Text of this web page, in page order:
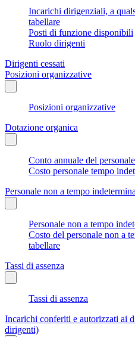
Incarichi dirigenziali, a
tabellare
Posti di funzione disponibili
Ruolo dirigenti
Dirigenti cessati
Posizioni organizzative
Posizioni organizzative
Dotazione organica
Conto annuale del personale
Costo personale tempo
Personale non a tempo
Personale non a tempo
Costo del personale non a
tabellare
Tassi di assenza
Tassi di assenza
Incarichi conferiti e autorizzati ai
dirigenti)